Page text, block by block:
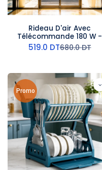
Rideau D'air Avec
Télécommande 180 W -
150 cm- AirMate
519.0 DT680.0DT
Promo